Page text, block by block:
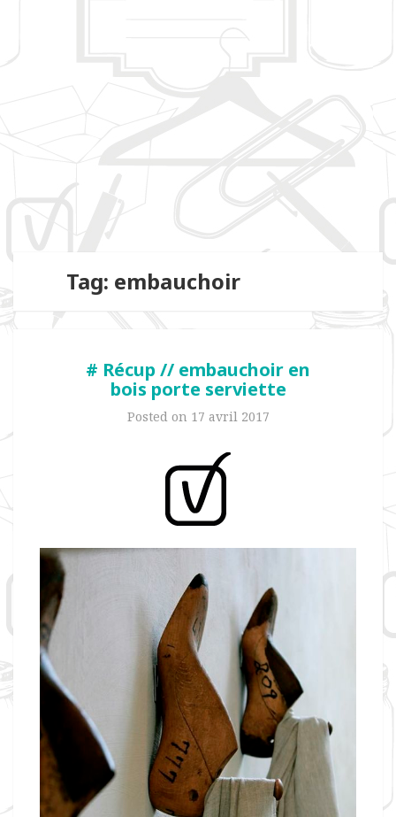
Tag: embauchoir
# Récup // embauchoir en
bois porte serviette
Posted on 17 avril 2017